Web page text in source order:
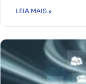
LEIA MAIS »